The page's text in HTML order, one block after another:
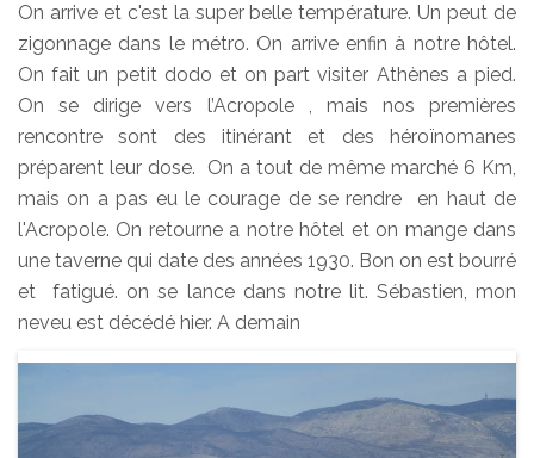
On arrive et c'est la super belle température. Un peut de
zigonnage dans le métro. On arrive enfin à notre hôtel.
On fait un petit dodo et on part visiter Athènes a pied.
On se dirige vers l’Acropole , mais nos premières
rencontre sont des itinérant et des héroïnomanes
préparent leur dose. On a tout de même marché 6 Km,
mais on a pas eu le courage de se rendre en haut de
l'Acropole. On retourne a notre hôtel et on mange dans
une taverne qui date des années 1930. Bon on est bourré
et fatigué. on se lance dans notre lit. Sébastien, mon
neveu est décédé hier. A demain